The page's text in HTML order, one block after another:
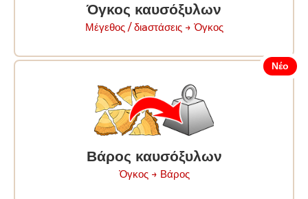
Όγκος καυσόξυλων
Μέγεθος / διaστάσεις → Ὀγκος
Νέο
Βάρος καυσόξυλων
Ὀγκος → Βάρος